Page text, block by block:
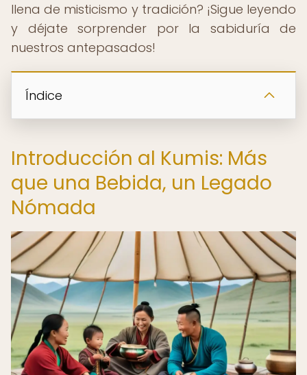
llena de misticismo y tradición? ¡Sigue leyendo
y déjate sorprender por la sabiduría de
nuestros antepasados!
Índice
Introducción al Kumis: Más
que una Bebida, un Legado
Nómada